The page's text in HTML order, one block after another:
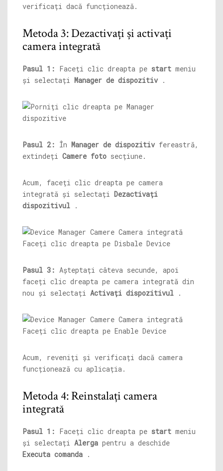
verificați dacă funcționează.
Metoda 3: Dezactivați și activați
camera integrată
Pasul 1: Faceți clic dreapta pe start meniu
și selectați Manager de dispozitiv .
Pasul 2: În Manager de dispozitiv fereastră,
extindeți Camere foto secțiune.
Acum, faceți clic dreapta pe camera
integrată și selectați Dezactivați
dispozitivul .
Pasul 3: Așteptați câteva secunde, apoi
faceți clic dreapta pe camera integrată din
nou și selectați Activați dispozitivul .
Acum, reveniți și verificați dacă camera
funcționează cu aplicația.
Metoda 4: Reinstalați camera
integrată
Pasul 1: Faceți clic dreapta pe start meniu
și selectați Alerga pentru a deschide
Executa comanda .